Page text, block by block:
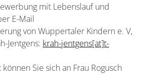
mit Lebenslauf und
E-Mail
von Wuppertaler Kindern e. V,
Jentgens: krah-jentgens[at]t-
Sie sich an Frau Rogusch